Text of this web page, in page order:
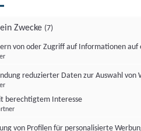
Zwecke (7)
von oder Zugriff auf Informationen auf
reduzierter Daten zur Auswahl von
berechtigtem Interesse
von Profilen für personalisierte